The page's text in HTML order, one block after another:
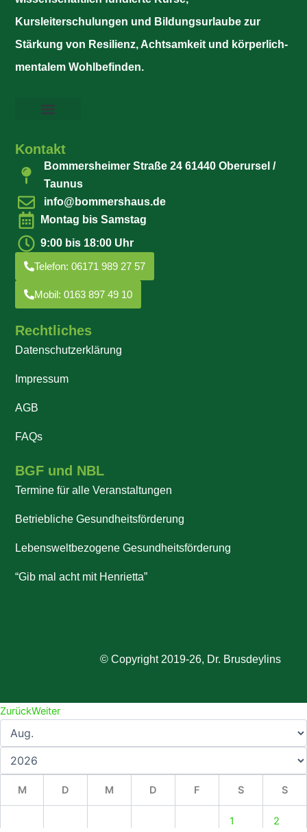
Kursleiterschulungen und Bildungsurlaube zur
Stärkung von Resilienz, Achtsamkeit und körperlich-
mentalem Wohlbefinden.
BGF und NBL
Termine für alle Veranstaltungen
Betriebliche Gesundheitsförderung
Lebensweltbezogene Gesundheitsförderung
“Gib mal acht mit Henrietta”
Rechtliches
Datenschutzerklärung
Impressum
AGB
FAQs
Kontakt
Bommersheimer Straße 24 61440 Oberursel /
Taunus
info@bommershaus.de
Montag bis Samstag
9:00 bis 18:00 Uhr
Telefon: 06171 989 27 57
Mobil: 0163 897 49 10
© Copyright 2019-26, Dr. Brusdeylins
ZurückWeiter
M D M D F S S
1 2